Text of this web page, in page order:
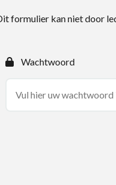
formulier kan niet door
Wachtwoord